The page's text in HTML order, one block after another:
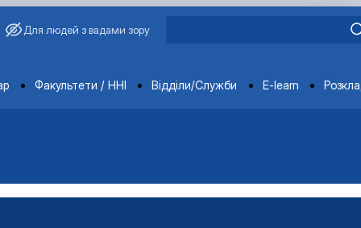
Для людей з вадами зору
Факультети / ННІ Відділи/Служби E-learn